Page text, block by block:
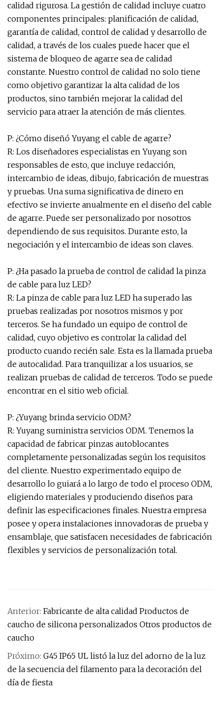
calidad rigurosa. La gestión de calidad incluye cuatro
componentes principales: planificación de calidad,
garantía de calidad, control de calidad y desarrollo de
calidad, a través de los cuales puede hacer que el
sistema de bloqueo de agarre sea de calidad
constante. Nuestro control de calidad no solo tiene
como objetivo garantizar la alta calidad de los
productos, sino también mejorar la calidad del
servicio para atraer la atención de más clientes.
P: ¿Cómo diseñó Yuyang el cable de agarre?
R: Los diseñadores especialistas en Yuyang son
responsables de esto, que incluye redacción,
intercambio de ideas, dibujo, fabricación de muestras
y pruebas. Una suma significativa de dinero en
efectivo se invierte anualmente en el diseño del cable
de agarre. Puede ser personalizado por nosotros
dependiendo de sus requisitos. Durante esto, la
negociación y el intercambio de ideas son claves.
P: ¿Ha pasado la prueba de control de calidad la pinza
de cable para luz LED?
R: La pinza de cable para luz LED ha superado las
pruebas realizadas por nosotros mismos y por
terceros. Se ha fundado un equipo de control de
calidad, cuyo objetivo es controlar la calidad del
producto cuando recién sale. Esta es la llamada prueba
de autocalidad. Para tranquilizar a los usuarios, se
realizan pruebas de calidad de terceros. Todo se puede
encontrar en el sitio web oficial.
P: ¿Yuyang brinda servicio ODM?
R: Yuyang suministra servicios ODM. Tenemos la
capacidad de fabricar pinzas autoblocantes
completamente personalizadas según los requisitos
del cliente. Nuestro experimentado equipo de
desarrollo lo guiará a lo largo de todo el proceso ODM,
eligiendo materiales y produciendo diseños para
definir las especificaciones finales. Nuestra empresa
posee y opera instalaciones innovadoras de prueba y
ensamblaje, que satisfacen necesidades de fabricación
flexibles y servicios de personalización total.
Anterior: Fabricante de alta calidad Productos de
caucho de silicona personalizados Otros productos de
caucho
Próximo: G45 IP65 UL listó la luz del adorno de la luz
de la secuencia del filamento para la decoración del
día de fiesta